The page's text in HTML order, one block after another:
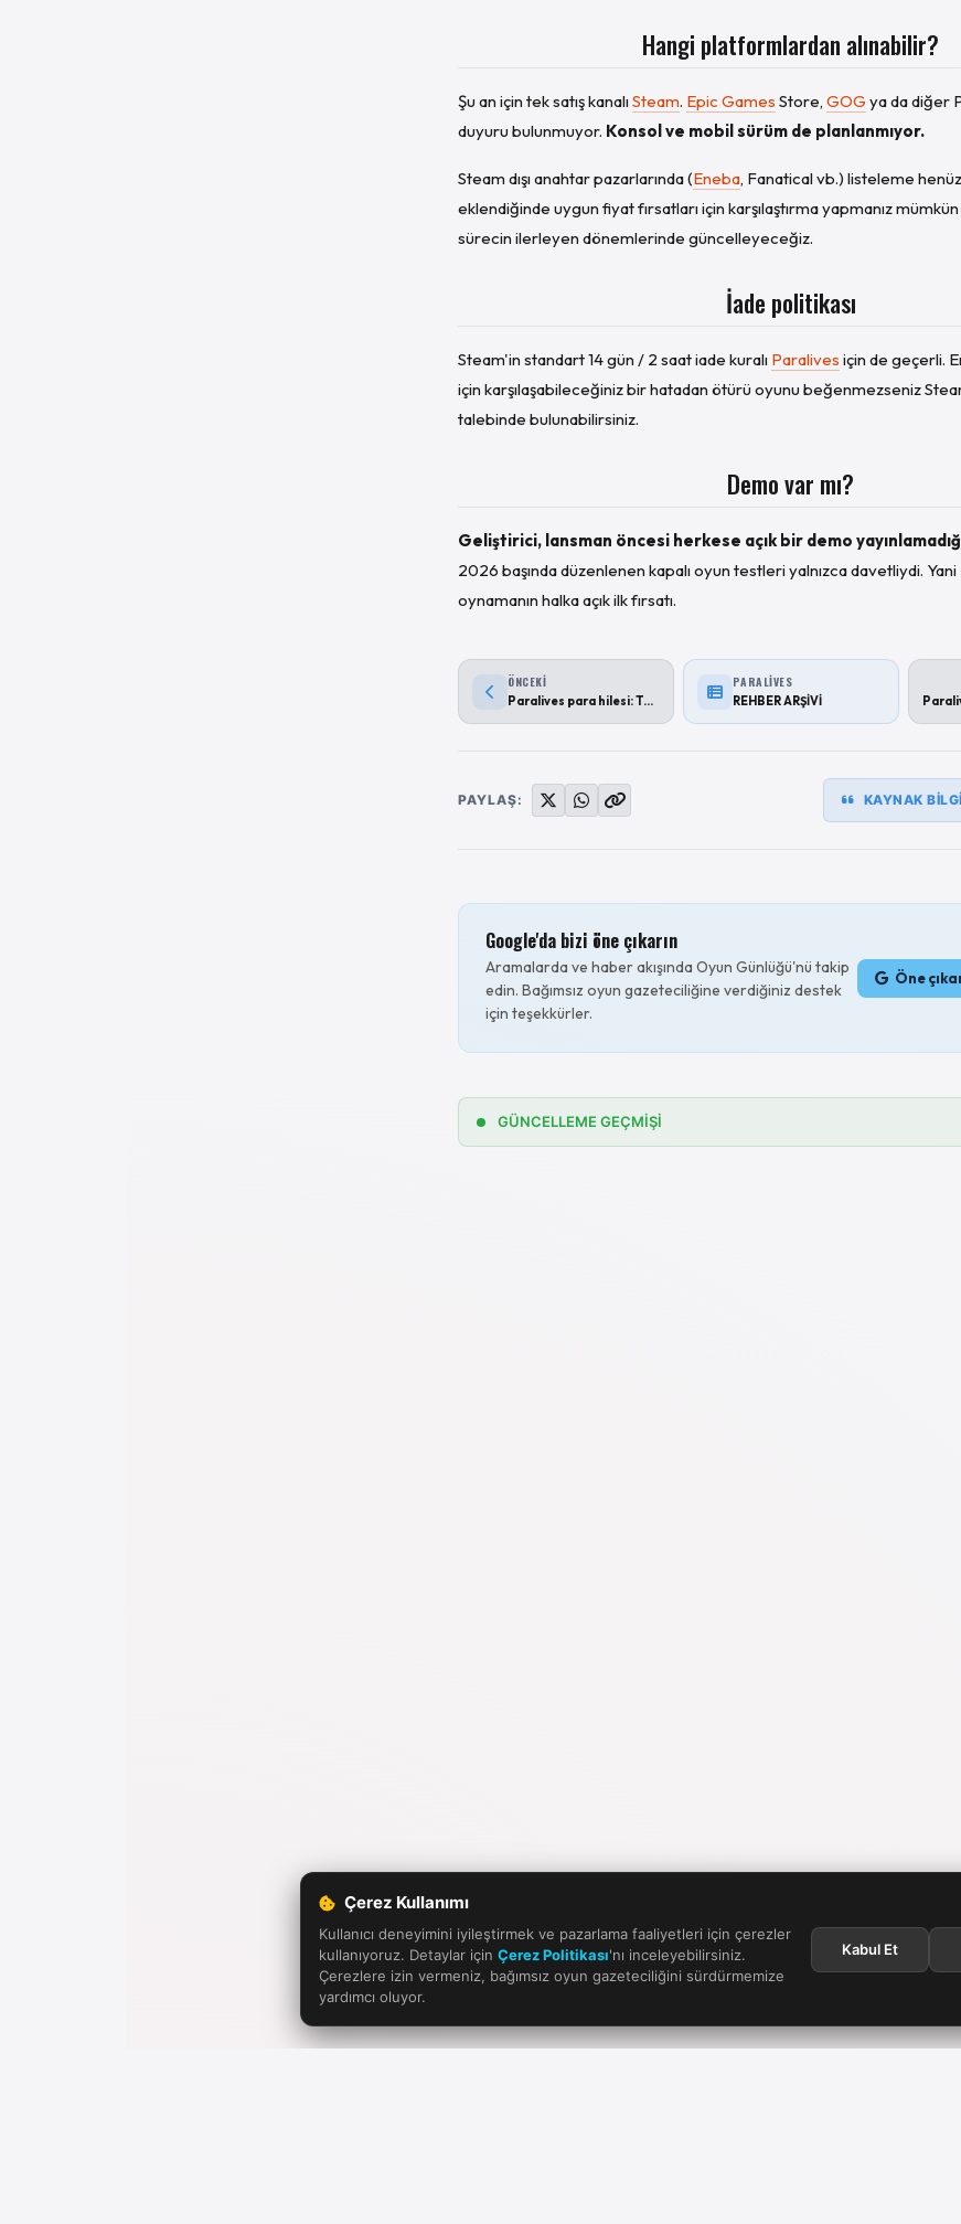
Çerez Kullanımı
Kullanıcı deneyimini iyileştirmek ve pazarlama faaliyetleri için çerezler
kullanıyoruz. Detaylar için Çerez Politikası'nı inceleyebilirsiniz.
Çerezlere izin vermeniz, bağımsız oyun gazeteciliğini sürdürmemize
yardımcı oluyor.
Kabul Et
Hangi platformlardan alınabilir?
Şu an için tek satış kanalıSteam. Epic Games Store, GOG ya da diğer
duyuru bulunmuyor. Konsol ve mobil sürüm de planlanmıyor.
Steam dışı anahtar pazarlarında (Eneba, Fanatical vb.) listeleme
eklendiğinde uygun fiyat fırsatları için karşılaştırma yapmanız
sürecin ilerleyen dönemlerinde güncelleyeceğiz.
İade politikası
Steam'in standart 14 gün / 2 saat iade kuralı Paralives için de geçerli.
için karşılaşabileceğiniz bir hatadan ötürü oyunu beğenmezseniz
talebinde bulunabilirsiniz.
Demo var mı?
Geliştirici, lansman öncesi herkese açık bir demo
2026 başında düzenlenen kapalı oyun testleri yalnızca davetliydi. Yani
oynamanın halka açık ilk fırsatı.
ÖNCEKI
Paralives para hilesi: Tüm para kodları
PARALIVES
REHBER ARŞİVİ
PAYLAŞ: KAYNAK
Google'da bizi öne çıkarın
Aramalarda ve haber akışında Oyun Günlüğü'nü takip
edin. Bağımsız oyun gazeteciliğine verdiğiniz destek
için teşekkürler.
Öne
GÜNCELLEME GEÇMİŞİ